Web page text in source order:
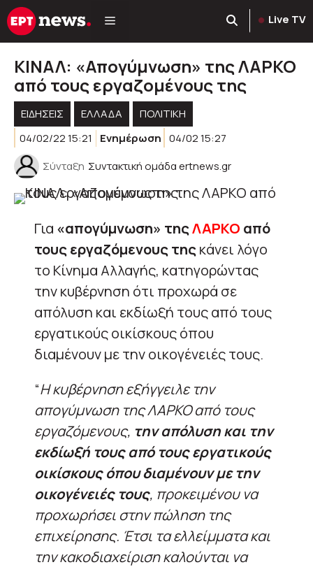
Μετάβαση
σε
Live TV
ΚΙΝΑΛ: «Απογύμνωση» της ΛΑΡΚΟ
από τους εργαζομένους της
ΕΙΔΗΣΕΙΣ ΕΛΛΑΔΑ
ΠΟΛΙΤΙΚΉ
04/02/22 15:21
Ενημέρωση 04/02 15:27
Σύνταξη Συντακτική ομάδα ertnews.gr
Για «απογύμνωση» τηςΛΑΡΚΟ από
τους εργαζόμενους τηςκάνει λόγο
το Κίνημα Αλλαγής, κατηγορώντας
την κυβέρνηση ότι προχωρά σε
απόλυση και εκδίωξή τους από τους
εργατικούς οικίσκους όπου
διαμένουν με την οικογένειές τους.
“Η κυβέρνηση εξήγγειλε την
απογύμνωση της ΛΑΡΚΟ από τους
εργαζόμενους, την απόλυση και την
εκδίωξή τους από τους εργατικούς
οικίσκους όπου διαμένουν με την
οικογένειές τους, προκειμένου να
προχωρήσει στην πώληση της
επιχείρησης. Έτσι τα ελλείμματα και
την κακοδιαχείριση καλούνται να